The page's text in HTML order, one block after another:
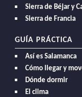
Sierra de Béjar y
Sierra de Francia
GUÍA PRÁCTICA
Así es Salamanca
Cómo llegar y
Dónde dormir
El clima